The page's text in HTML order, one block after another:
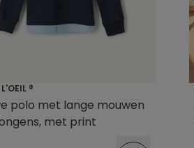
®
polo met lange mouwen
met print